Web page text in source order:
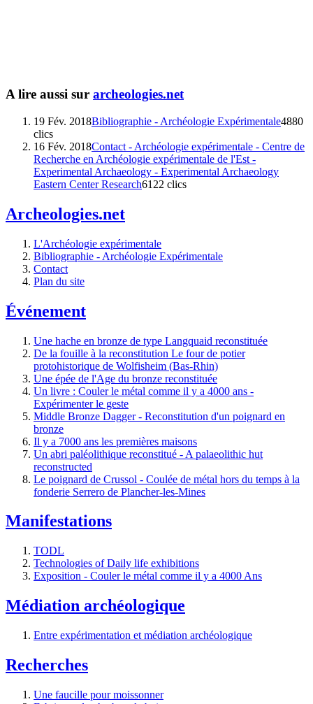
A lire aussi sur archeologies.net
19 Fév. 2018Bibliographie - Archéologie Expérimentale4880
clics
16 Fév. 2018Contact - Archéologie expérimentale - Centre de
Recherche en Archéologie expérimentale de l'Est -
Experimental Archaeology - Experimental Archaeology
Eastern Center Research6122 clics
Archeologies.net
L'Archéologie expérimentale
Bibliographie - Archéologie Expérimentale
Contact
Plan du site
Événement
Une hache en bronze de type Langquaid reconstituée
De la fouille à la reconstitution Le four de potier
protohistorique de Wolfisheim (Bas-Rhin)
Une épée de l'Age du bronze reconstituée
Un livre : Couler le métal comme il y a 4000 ans -
Expérimenter le geste
Middle Bronze Dagger - Reconstitution d'un poignard en
bronze
Il y a 7000 ans les premières maisons
Un abri paléolithique reconstitué - A palaeolithic hut
reconstructed
Le poignard de Crussol - Coulée de métal hors du temps à la
fonderie Serrero de Plancher-les-Mines
Manifestations
TODL
Technologies of Daily life exhibitions
Exposition - Couler le métal comme il y a 4000 Ans
Médiation archéologique
Entre expérimentation et médiation archéologique
Recherches
Une faucille pour moissonner